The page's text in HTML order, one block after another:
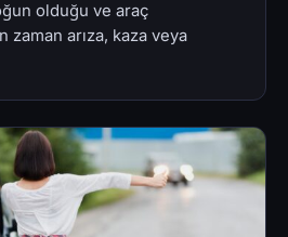
olduğu ve araç
arıza, kaza veya